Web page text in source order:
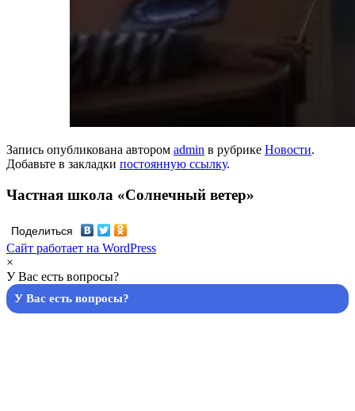
Запись опубликована автором admin в рубрике Новости.
Добавьте в закладки постоянную ссылку.
Частная школа «Солнечный ветер»
Поделиться
Сайт работает на WordPress
×
У Вас есть вопросы?
У Вас есть вопросы?